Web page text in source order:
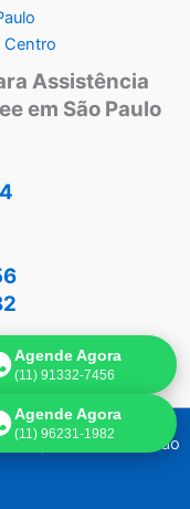
Centro
Assistência
em São Paulo
| Criado por:
Visão
Agende Agora
(11) 91332-7456
Agende Agora
(11) 96231-1982